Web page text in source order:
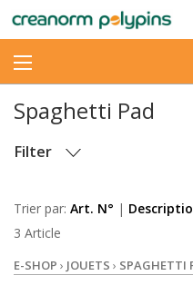
Spaghetti Pad
Filter
Trier par: Art. N° |
3 Article
E-SHOP › JOUETS › SPAGHETTI